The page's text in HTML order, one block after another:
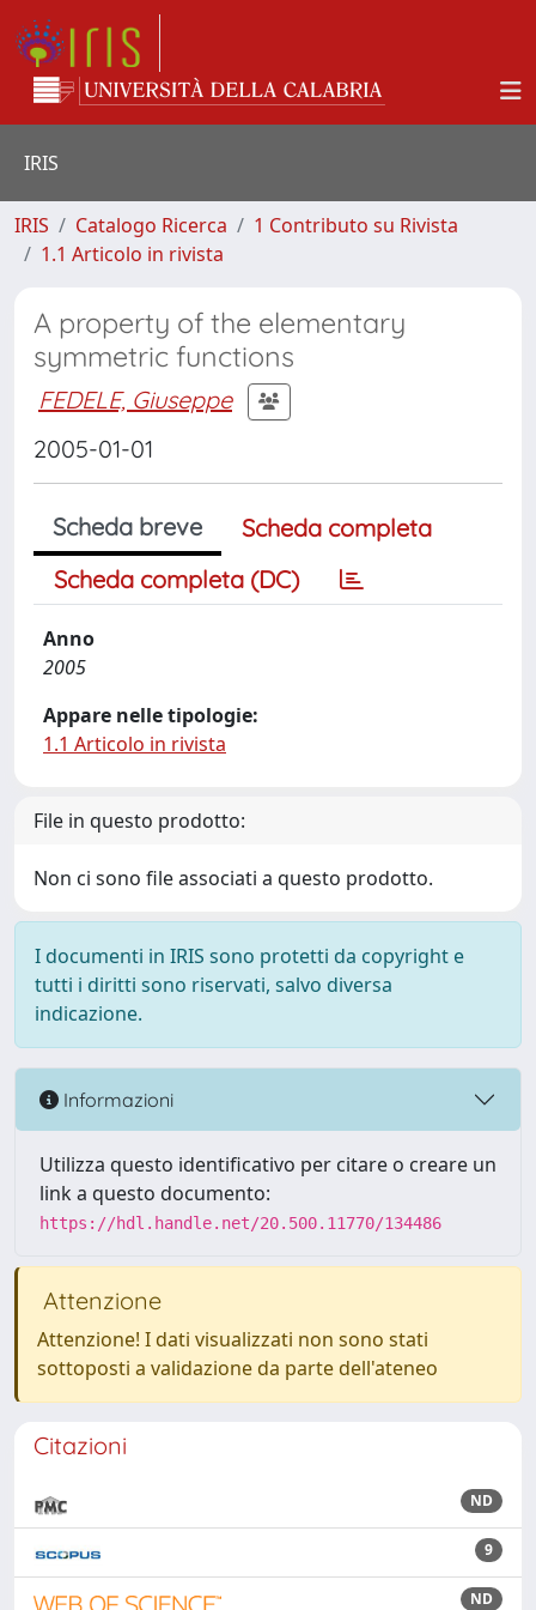
IRIS
IRIS Catalogo Ricerca
1 Contributo su Rivista
1.1 Articolo in rivista
A property of the elementary
symmetric functions
FEDELE, Giuseppe
2005-01-01
Scheda breve
Scheda completa
Scheda completa (DC)
Anno
2005
Appare nelle tipologie:
1.1 Articolo in rivista
File in questo prodotto:
Non ci sono file associati a questo prodotto.
I documenti in IRIS sono protetti da copyright e
tutti i diritti sono riservati, salvo diversa
indicazione.
Informazioni
Utilizza questo identificativo per citare o creare un
link a questo documento:
https://hdl.handle.net/20.500.11770/134486
Attenzione
Attenzione! I dati visualizzati non sono stati
sottoposti a validazione da parte dell'ateneo
Citazioni
ND
9
ND